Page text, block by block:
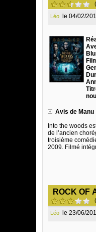
Léo le 04/02/
Avis de Manu
Into the woods
de l’ancien
troisième
2009. Filmé
ROCK OF
Léo le 23/06/